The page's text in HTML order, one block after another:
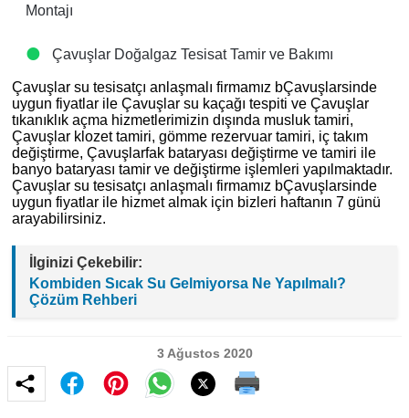
Montajı
Çavuşlar Doğalgaz Tesisat Tamir ve Bakımı
Çavuşlar su tesisatçı anlaşmalı firmamız bÇavuşlarsinde
uygun fiyatlar ile Çavuşlar su kaçağı tespiti ve Çavuşlar
tıkanıklık açma hizmetlerimizin dışında musluk tamiri,
Çavuşlar klozet tamiri, gömme rezervuar tamiri, iç takım
değiştirme, Çavuşlarfak bataryası değiştirme ve tamiri ile
banyo bataryası tamir ve değiştirme işlemleri yapılmaktadır.
Çavuşlar su tesisatçı anlaşmalı firmamız bÇavuşlarsinde
uygun fiyatlar ile hizmet almak için bizleri haftanın 7 günü
arayabilirsiniz.
İlginizi Çekebilir:
Kombiden Sıcak Su Gelmiyorsa Ne Yapılmalı?
Çözüm Rehberi
3 Ağustos 2020